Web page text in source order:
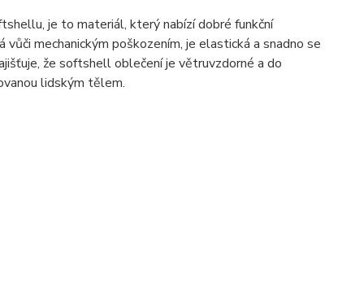
je to materiál, který nabízí dobré funkční
mechanickým poškozením, je elastická a snadno se
že softshell oblečení je větruvzdorné a do
lidským tělem.